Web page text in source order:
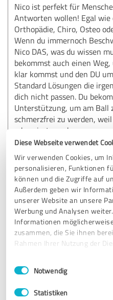
Diese Webseite verwendet
Wir verwenden Cookies, um
personalisieren, Funktionen
können und die Zugriffe auf
Außerdem geben wir
unserer Website an unsere
Werbung und Analysen
Informationen
zusammen, die Sie ihnen
Rahmen Ihrer Nutzung der
Impressum
Einwilligungsauswahl
Notwendig
Statistiken
Nico ist perfekt für
Antworten wollen! Egal wie
Orthopädie, Chiro, Osteo
Wenn du immernoch
Nico DAS, was du wissen
bekommst auch einen
klar kommst und den DU
Standard Lösungen die
dich nicht passen. Du
Unterstützung, um am Ball
schmerzfrei zu werden,
adressiert werden.
Klare Empfehlung!
Wartet nicht länger!
Erfahrungsbericht &
Nico Kornmeier
09.07.2025 Anonym